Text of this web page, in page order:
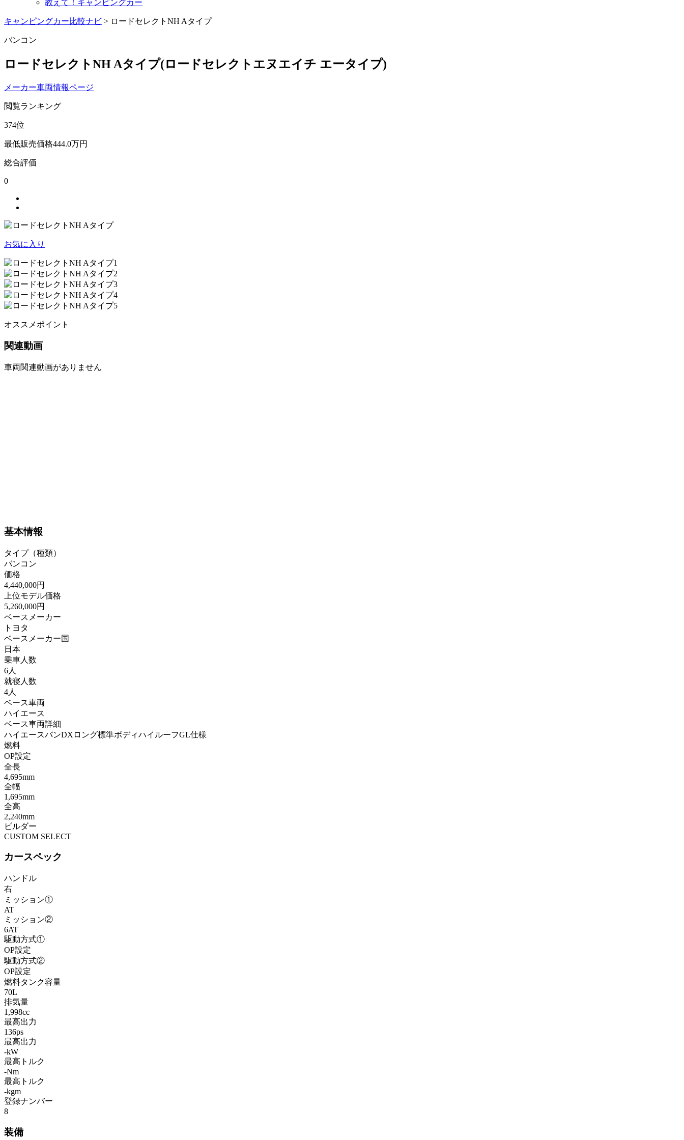
教えて！キャンピングカー
キャンピングカー比較ナビ > ロードセレクトNH Aタイプ
バンコン
ロードセレクトNH Aタイプ(ロードセレクトエヌエイチ エータイプ)
メーカー車両情報ページ
閲覧ランキング
374位
最低販売価格444.0万円
総合評価
0
お気に入り
オススメポイント
関連動画
車両関連動画がありません
基本情報
タイプ（種類）
バンコン
価格
4,440,000円
上位モデル価格
5,260,000円
ベースメーカー
トヨタ
ベースメーカー国
日本
乗車人数
6人
就寝人数
4人
ベース車両
ハイエース
ベース車両詳細
ハイエースバンDXロング標準ボディハイルーフGL仕様
燃料
OP設定
全長
4,695mm
全幅
1,695mm
全高
2,240mm
ビルダー
CUSTOM SELECT
カースペック
ハンドル
右
ミッション①
AT
ミッション②
6AT
駆動方式①
OP設定
駆動方式②
OP設定
燃料タンク容量
70L
排気量
1,998cc
最高出力
136ps
最高出力
-kW
最高トルク
-Nm
最高トルク
-kgm
登録ナンバー
8
装備